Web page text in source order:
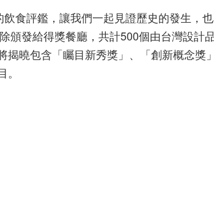
食評鑑，讓我們一起見證歷史的發生，
頒發給得獎餐廳，共計500個由台灣設計
曉包含「矚目新秀獎」、「創新概念獎